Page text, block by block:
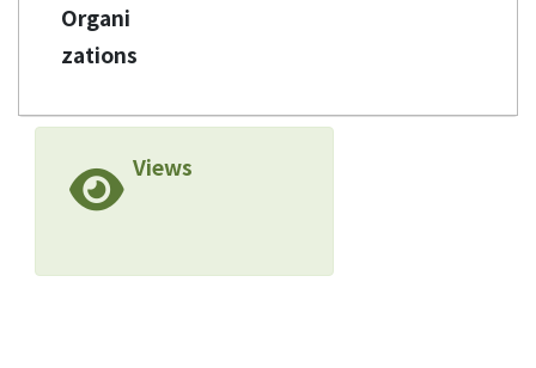
Organi
zations
Views